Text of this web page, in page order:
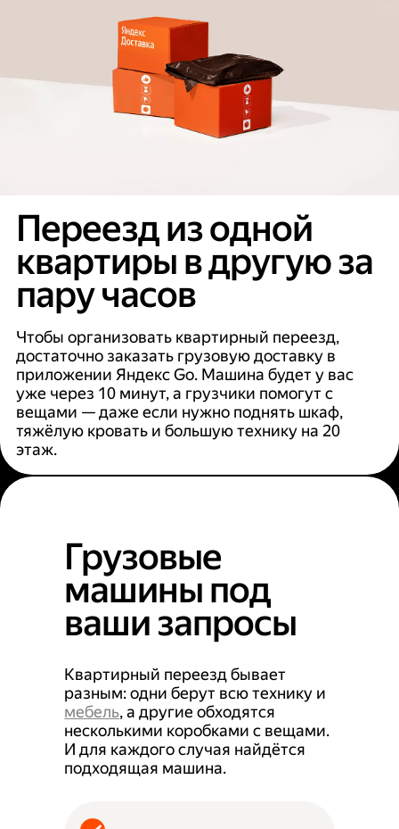
Переезд из одной
квартиры в другую за
пару часов
Чтобы организовать квартирный переезд,
достаточно заказать грузовую доставку в
приложении Яндекс Go. Машина будет у вас
уже через 10 минут, а грузчики помогут с
вещами — даже если нужно поднять шкаф,
тяжёлую кровать и большую технику на 20
этаж.
Грузовые
машины под
ваши запросы
Квартирный переезд бывает
разным: одни берут всю технику и
мебель, а другие обходятся
несколькими коробками с вещами.
И для каждого случая найдётся
подходящая машина.